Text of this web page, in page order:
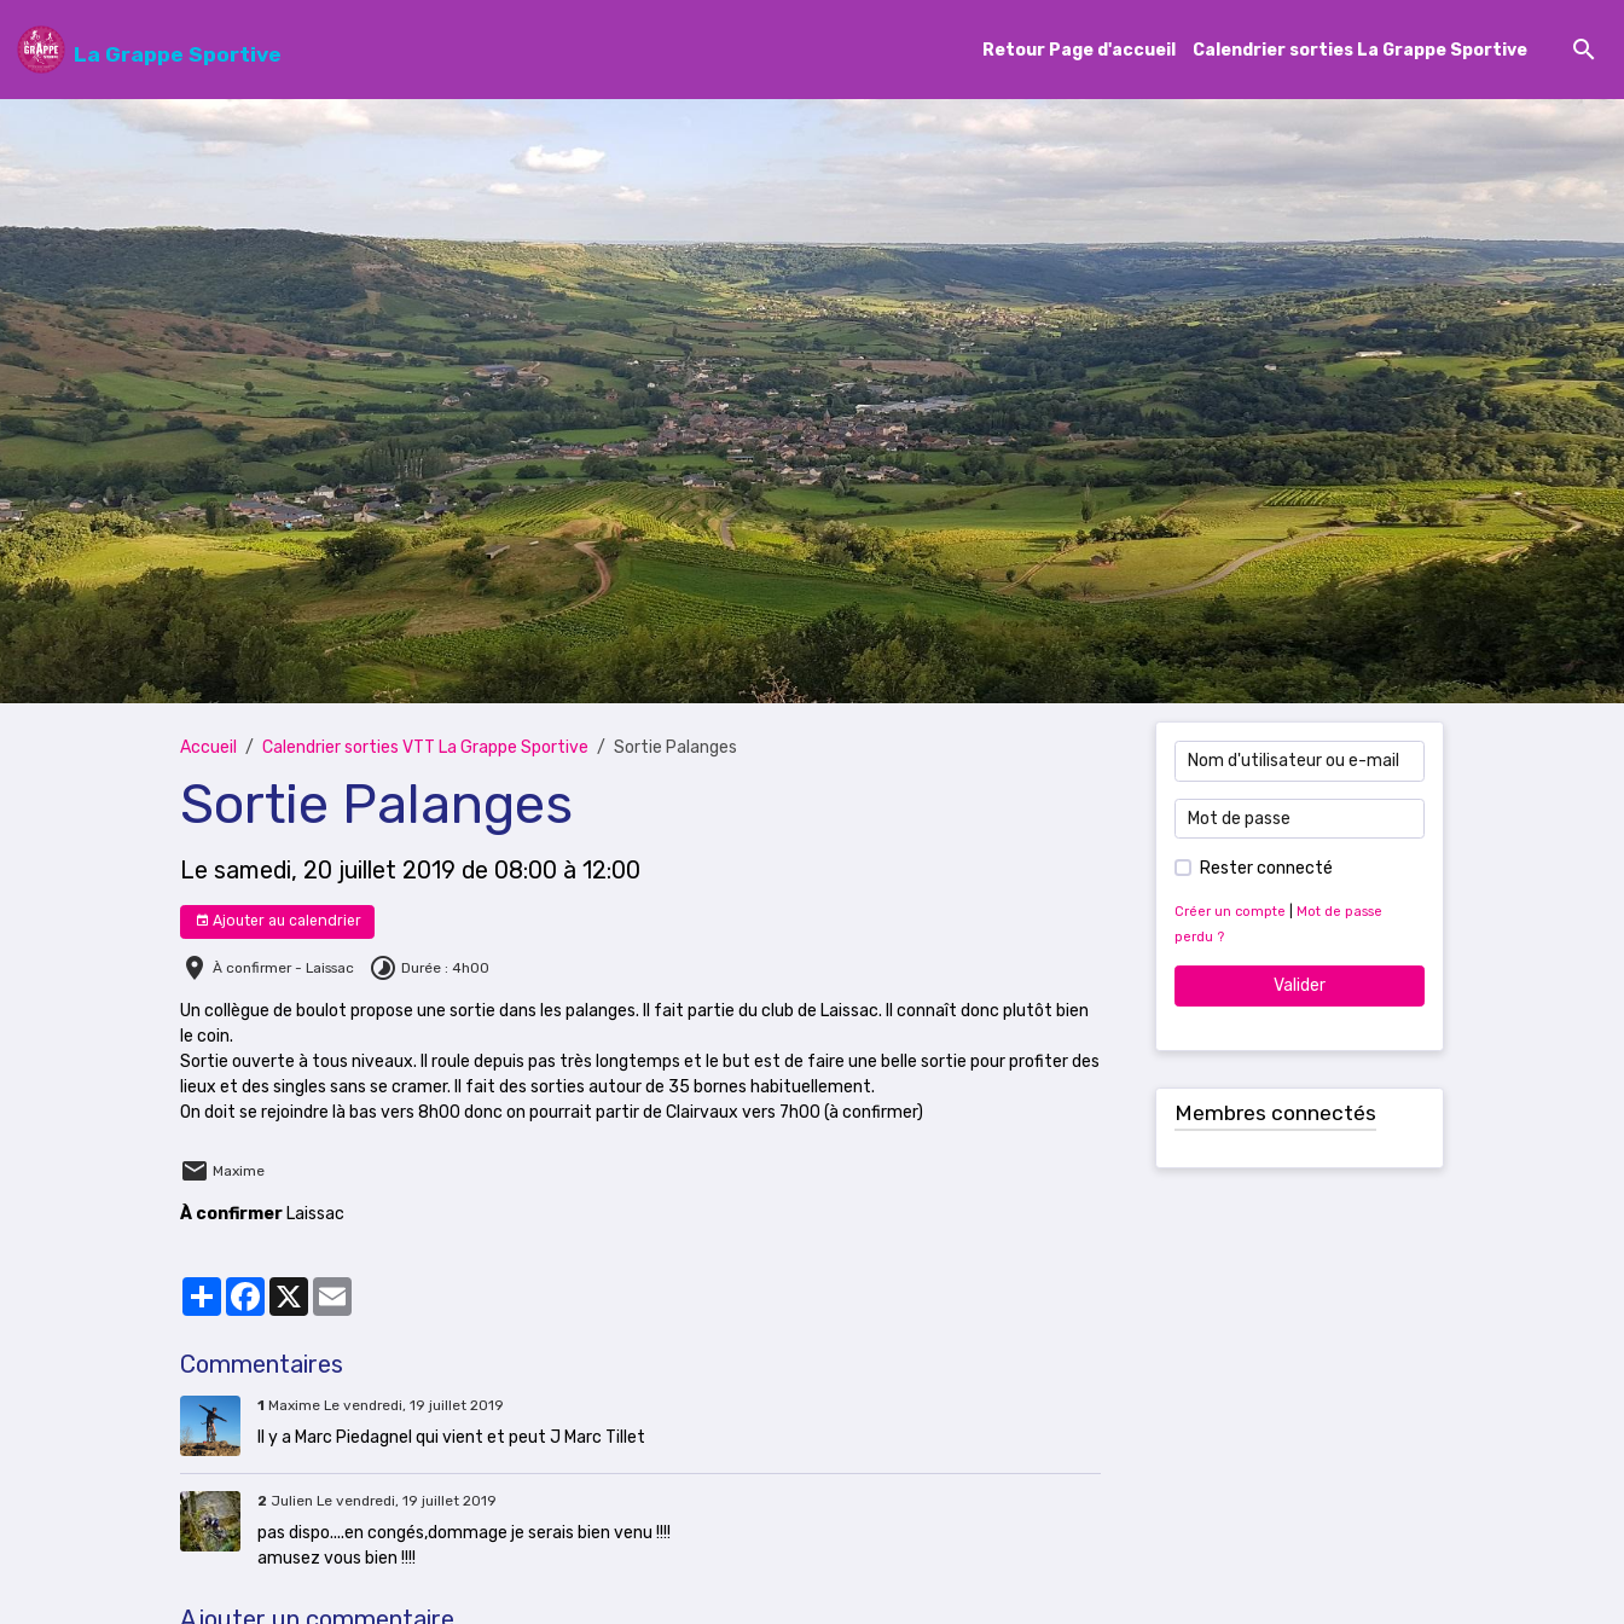
La Grappe Sportive Retour Page d'accueil Calendrier sorties La Grappe Sportive
Accueil Calendrier sorties VTT La Grappe Sportive Sortie Palanges
Sortie Palanges
Le samedi, 20 juillet 2019 de 08:00 à 12:00
Ajouter au calendrier
À confirmer - Laissac Durée : 4h00
Un collègue de boulot propose une sortie dans les palanges. Il fait partie du club de Laissac. Il connaît donc plutôt bien
le coin.
Sortie ouverte à tous niveaux. Il roule depuis pas très longtemps et le but est de faire une belle sortie pour profiter des
lieux et des singles sans se cramer. Il fait des sorties autour de 35 bornes habituellement.
On doit se rejoindre là bas vers 8h00 donc on pourrait partir de Clairvaux vers 7h00 (à confirmer)
Maxime
À confirmer Laissac
PartagerFacebook
X
Commentaires
1 MaximeLe vendredi, 19 juillet 2019
Il y a Marc Piedagnel qui vient et peut J Marc Tillet
2 JulienLe vendredi, 19 juillet 2019
pas dispo....en congés,dommage je serais bien venu !!!!
amusez vous bien !!!!
Rester connecté
Créer un compte
Mot de passe
perdu ?
Valider
Membres connectés